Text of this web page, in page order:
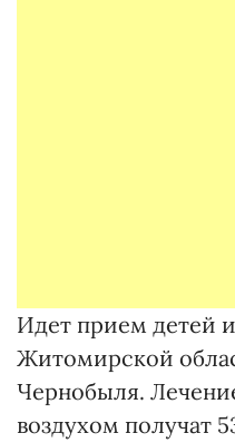
Идет прием детей
Житомирской
Чернобыля.
воздухом получат